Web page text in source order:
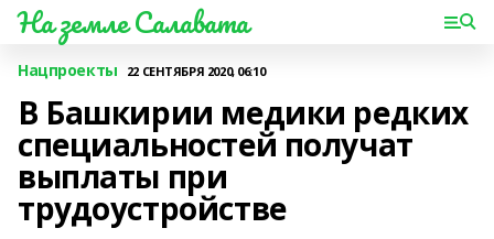
На земле Салавата
Нацпроекты 22 СЕНТЯБРЯ 2020, 06:10
В Башкирии медики редких
специальностей получат
выплаты при
трудоустройстве